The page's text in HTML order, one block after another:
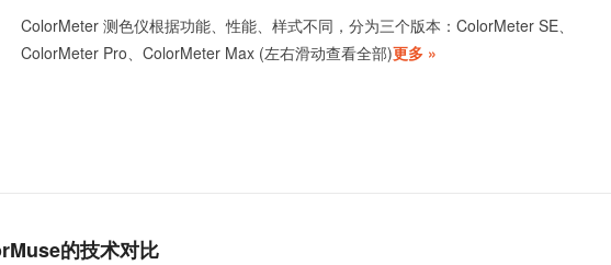
ColorMeter 测色仪根据功能、性能、样式不同，分为三个版本：ColorMeter SE、
ColorMeter Pro、ColorMeter Max (左右滑动查看全部)更多 »
的技术对比